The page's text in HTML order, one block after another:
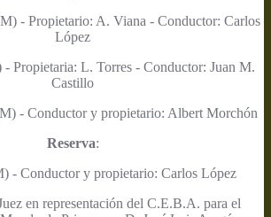
- Propietario: A. Viana - Conductor: Carlos
López
Propietaria: L. Torres - Conductor: Juan M.
Castillo
- Conductor y propietario: Albert Morchón
Reserva:
- Conductor y propietario: Carlos López
en representación del C.E.B.A. para el